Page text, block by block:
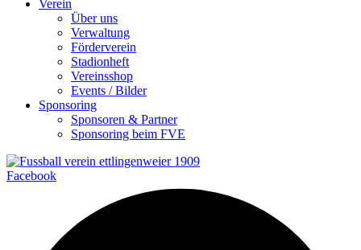
Verein
Über uns
Verwaltung
Förderverein
Stadionheft
Vereinsshop
Events / Bilder
Sponsoring
Sponsoren & Partner
Sponsoring beim FVE
Facebook